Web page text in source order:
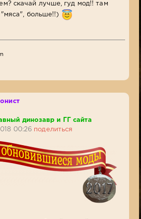
скачай лучше, гуд мод!! там
"мяса", больше!!)
динозавр и ГГ сайта
00:26 поделиться